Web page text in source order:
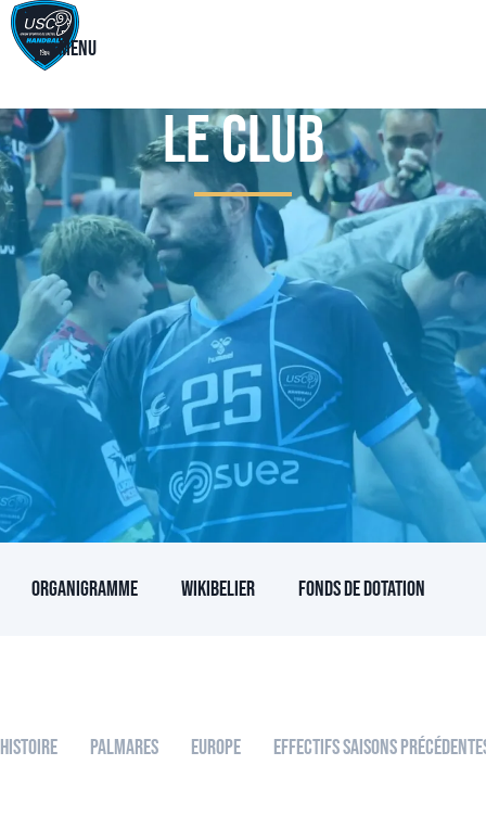
Menu
Le club
Organigramme Wikibelier Fonds de dotation
Histoire Palmares Europe Effectifs Saisons